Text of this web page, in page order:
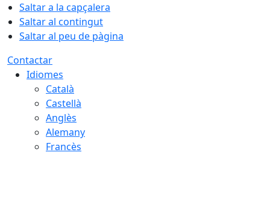
Saltar a la capçalera
Saltar al contingut
Saltar al peu de pàgina
Contactar
Idiomes
Català
Castellà
Anglès
Alemany
Francès